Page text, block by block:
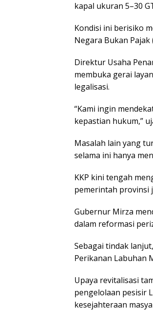
kapal ukuran 5–30
Kondisi ini berisiko
Negara Bukan Pajak
Direktur Usaha
membuka gerai
legalisasi.
“Kami ingin
kepastian hukum,”
Masalah lain yang
selama ini hanya
KKP kini tengah
pemerintah provinsi
Gubernur Mirza
dalam reformasi
Sebagai tindak
Perikanan Labuhan
Upaya revitalisasi
pengelolaan pesisir
kesejahteraan